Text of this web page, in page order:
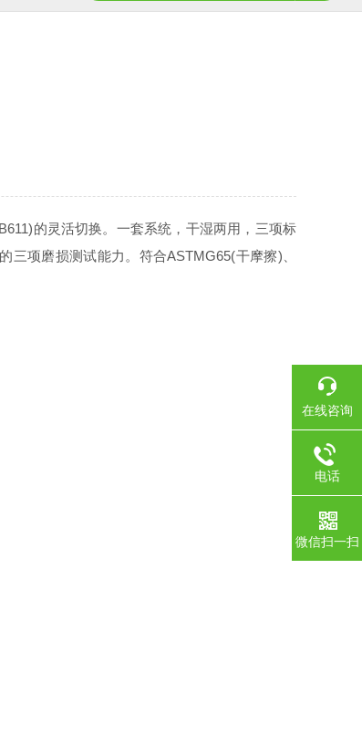
的灵活切换。一套系统，干湿两用，三项标
项磨损测试能力。符合ASTMG65(干摩擦)、
在线咨询
电话
微信扫一扫